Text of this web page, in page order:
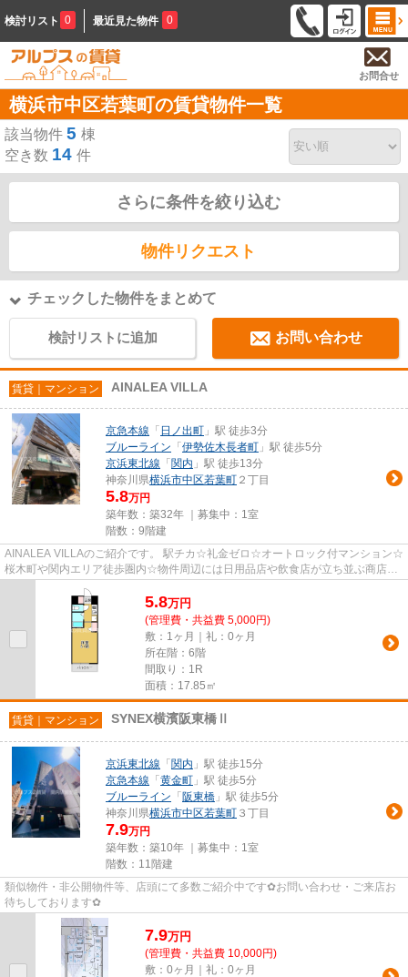
検討リスト 0 最近見た物件 0
お問合せ
横浜市中区若葉町の賃貸物件一覧
該当物件 5 棟
空き数 14 件
さらに条件を絞り込む
物件リクエスト
チェックした物件をまとめて
検討リストに追加 お問い合わせ
賃貸｜マンション AINALEA VILLA
京急本線 「 日ノ出町 」駅 徒歩3分
ブルーライン 「 伊勢佐木長者町 」駅 徒歩5分
京浜東北線 「 関内 」駅 徒歩13分
神奈川県横浜市中区若葉町 ２丁目
5.8万円
築年数：築32年 ｜募集中： 1室
階数：9階建
AINALEA VILLAのご紹介です。 駅チカ☆礼金ゼロ☆オートロック付マンション☆
桜木町や関内エリア徒歩圏内☆物件周辺には日用品店や飲食店が立ち並ぶ商店街
5.8万円
(管理費・共益費 5,000円)
敷：1ヶ月｜礼：0ヶ月
所在階：6階
間取り：1R
面積：17.85㎡
賃貸｜マンション SYNEX横濱阪東橋Ⅱ
京浜東北線 「 関内 」駅 徒歩15分
京急本線 「 黄金町 」駅 徒歩5分
ブルーライン 「 阪東橋 」駅 徒歩5分
神奈川県横浜市中区若葉町 ３丁目
7.9万円
築年数：築10年 ｜募集中： 1室
階数：11階建
類似物件・非公開物件等、店頭にて多数ご紹介中です✿お問い合わせ・ご来店お
待ちしております✿
7.9万円
(管理費・共益費 10,000円)
敷：0ヶ月｜礼：0ヶ月